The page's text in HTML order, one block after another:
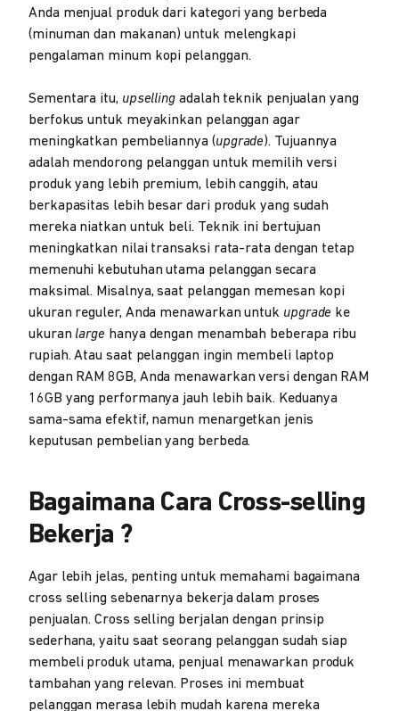
Anda menjual produk dari kategori yang berbeda
(minuman dan makanan) untuk melengkapi
pengalaman minum kopi pelanggan.
Sementara itu, upsellingadalah teknik penjualan yang
berfokus untuk meyakinkan pelanggan agar
meningkatkan pembeliannya (upgrade). Tujuannya
adalah mendorong pelanggan untuk memilih versi
produk yang lebih premium, lebih canggih, atau
berkapasitas lebih besar dari produk yang sudah
mereka niatkan untuk beli. Teknik ini bertujuan
meningkatkan nilai transaksi rata-rata dengan tetap
memenuhi kebutuhan utama pelanggan secara
maksimal. Misalnya, saat pelanggan memesan kopi
ukuran reguler, Anda menawarkan untuk upgrade ke
ukuran large hanya dengan menambah beberapa ribu
rupiah. Atau saat pelanggan ingin membeli laptop
dengan RAM 8GB, Anda menawarkan versi dengan RAM
16GB yang performanya jauh lebih baik. Keduanya
sama-sama efektif, namun menargetkan jenis
keputusan pembelian yang berbeda.
Bagaimana Cara Cross-selling
Bekerja ?
Agar lebih jelas, penting untuk memahami bagaimana
cross selling sebenarnya bekerja dalam proses
penjualan. Cross selling berjalan dengan prinsip
sederhana, yaitu saat seorang pelanggan sudah siap
membeli produk utama, penjual menawarkan produk
tambahan yang relevan. Proses ini membuat
pelanggan merasa lebih mudah karena mereka